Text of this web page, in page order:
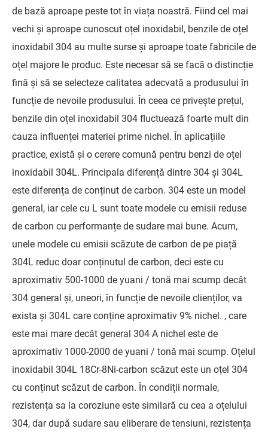
de bază aproape peste tot în viața noastră. Fiind cel mai
vechi și aproape cunoscut oțel inoxidabil, benzile de oțel
inoxidabil 304 au multe surse și aproape toate fabricile de
oțel majore le produc. Este necesar să se facă o distincție
fină și să se selecteze calitatea adecvată a produsului în
funcție de nevoile produsului. În ceea ce privește prețul,
benzile din oțel inoxidabil 304 fluctuează foarte mult din
cauza influenței materiei prime nichel. În aplicațiile
practice, există și o cerere comună pentru benzi de oțel
inoxidabil 304L. Principala diferență dintre 304 și 304L
este diferența de conținut de carbon. 304 este un model
general, iar cele cu L sunt toate modele cu emisii reduse
de carbon cu performanțe de sudare mai bune. Acum,
unele modele cu emisii scăzute de carbon de pe piață
304L reduc doar conținutul de carbon, deci este cu
aproximativ 500-1000 de yuani / tonă mai scump decât
304 general și, uneori, în funcție de nevoile clienților, va
exista și 304L care conține aproximativ 9% nichel. , care
este mai mare decât general 304 A nichel este de
aproximativ 1000-2000 de yuani / tonă mai scump. Oțelul
inoxidabil 304L 18Cr-8Ni-carbon scăzut este un oțel 304
cu conținut scăzut de carbon. În condiții normale,
rezistența sa la coroziune este similară cu cea a oțelului
304, dar după sudare sau eliberare de tensiuni, rezistența